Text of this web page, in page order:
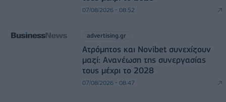
07/08/2026 - 08:52
advertising.gr
Ατρόμητος και Novibet συνεχίζουν
μαζί: Ανανέωση της συνεργασίας
τους μέχρι το 2028
07/08/2026 - 08:47